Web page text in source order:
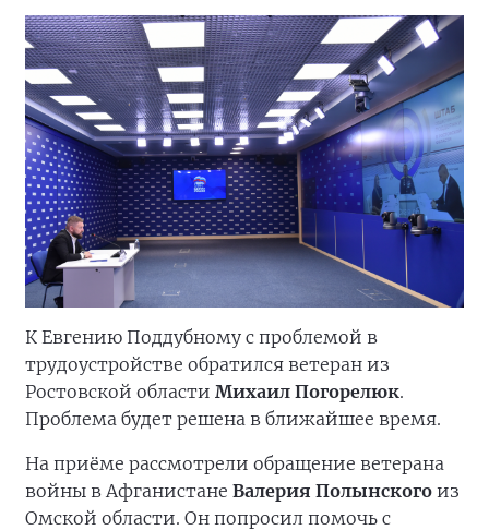
К Евгению Поддубному с проблемой в
трудоустройстве обратился ветеран из
Ростовской области Михаил Погорелюк.
Проблема будет решена в ближайшее время.
На приёме рассмотрели обращение ветерана
войны в Афганистане Валерия Полынского из
Омской области. Он попросил помочь с